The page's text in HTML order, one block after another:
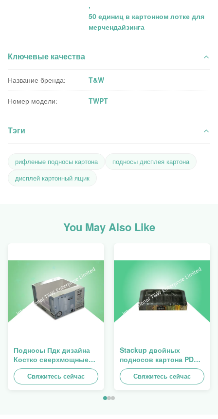
,
50 единиц в картонном лотке для
мерчендайзинга
Ключевые качества
Название бренда: T&W
Номер модели: TWPT
Тэги
рифленые подносы картона
подносы дисплея картона
дисплей картонный ящик
You May Also Like
Подносы Пдк дизайна
Костко сверхмощные
Стакабле к продаже
занавеса, нагрузки
100кгс
Свяжитесь сейчас
Stackup двойных
подносов картона PDQ
стены сверхмощный
для повышать специи/
еду
Свяжитесь сейчас